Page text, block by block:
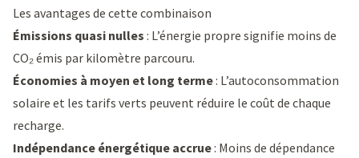
Les avantages de cette combinaison
Émissions quasi nulles : L’énergie propre signifie moins de
CO₂ émis par kilomètre parcouru.
Économies à moyen et long terme: L’autoconsommation
solaire et les tarifs verts peuvent réduire le coût de chaque
recharge.
Indépendance énergétique accrue: Moins de dépendance